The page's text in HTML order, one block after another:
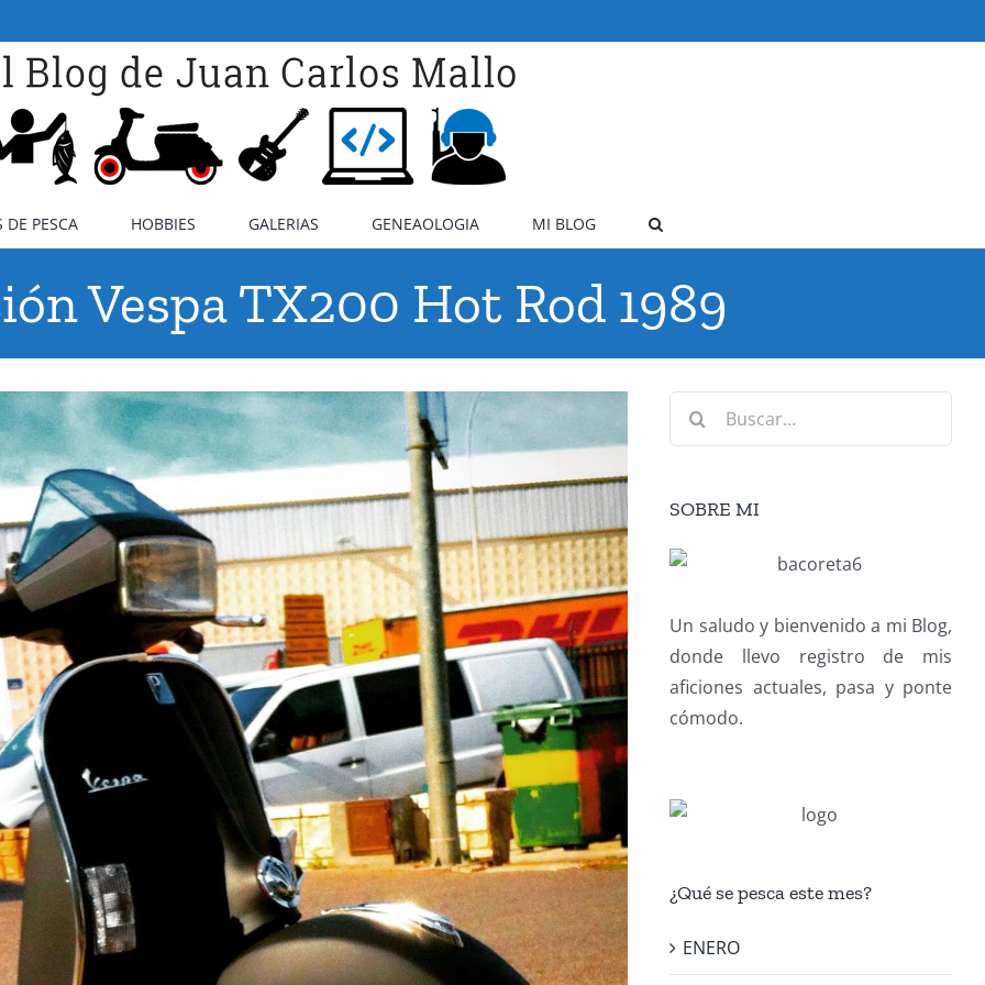
DE PESCA HOBBIES GALERIAS GENEAOLOGIA MI BLOG
Vespa TX200 Hot Rod 1989
Buscar:
SOBRE MI
Un saludo y bienvenido a mi Blog,
donde llevo registro de mis
aficiones actuales, pasa y ponte
cómodo.
¿Qué se pesca este mes?
ENERO